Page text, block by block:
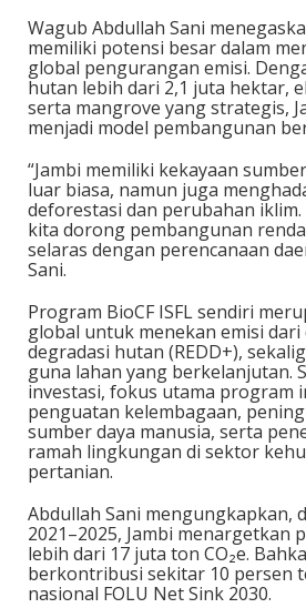
Wagub Abdullah Sani
memiliki potensi besar dalam
global pengurangan emisi.
hutan lebih dari 2,1 juta hektar,
serta mangrove yang strategis,
menjadi model pembangunan
“Jambi memiliki kekayaan
luar biasa, namun juga
deforestasi dan perubahan iklim.
kita dorong pembangunan
selaras dengan perencanaan
Sani.
Program BioCF ISFL sendiri
global untuk menekan emisi
degradasi hutan (REDD+),
guna lahan yang berkelanjutan.
investasi, fokus utama program
penguatan kelembagaan,
sumber daya manusia, serta
ramah lingkungan di sektor
pertanian.
Abdullah Sani mengungkapkan,
2021–2025, Jambi menargetkan
lebih dari 17 juta ton CO₂e.
berkontribusi sekitar 10 persen
nasional FOLU Net Sink 2030.